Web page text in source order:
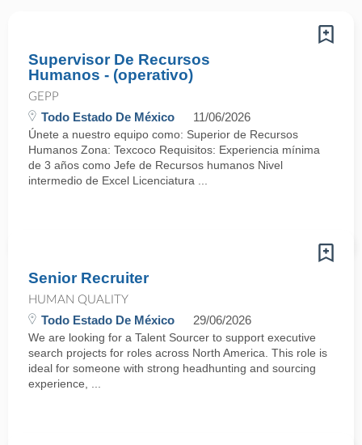
Supervisor De Recursos
Humanos - (operativo)
GEPP
Todo Estado De México 11/06/2026
Únete a nuestro equipo como: Superior de Recursos
Humanos Zona: Texcoco Requisitos: Experiencia mínima
de 3 años como Jefe de Recursos humanos Nivel
intermedio de Excel Licenciatura ...
Senior Recruiter
HUMAN QUALITY
Todo Estado De México 29/06/2026
We are looking for a Talent Sourcer to support executive
search projects for roles across North America. This role is
ideal for someone with strong headhunting and sourcing
experience, ...